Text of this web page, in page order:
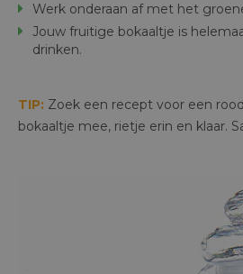
Werk onderaan af met het
Jouw fruitige bokaaltje is
drinken.
TIP: Zoek een recept voor een
bokaaltje mee, rietje erin en klaar.